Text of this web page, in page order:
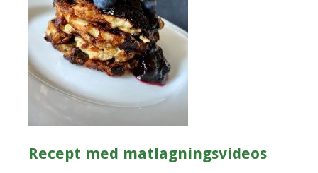
Recept med matlagningsvideos